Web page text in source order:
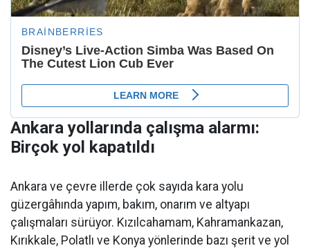
Ankara yollarında çalışma alarmı:
Birçok yol kapatıldı
Ankara ve çevre illerde çok sayıda kara yolu
güzergâhında yapım, bakım, onarım ve altyapı
çalışmaları sürüyor. Kızılcahamam, Kahramankazan,
Kırıkkale, Polatlı ve Konya yönlerinde bazı şerit ve yol